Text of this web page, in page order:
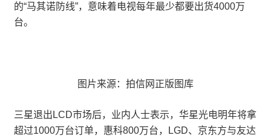
的“马其诺防线”，意味着电视每年最少都要出货4000万
台。
图片来源：拍信网正版图库
三星退出LCD市场后，业内人士表示，华星光电明年将拿
超过1000万台订单，惠科800万台，LGD、京东方与友达